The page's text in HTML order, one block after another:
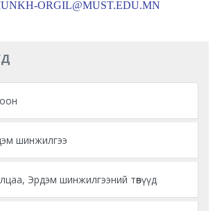
ORGIL@MUST.EDU.MN
шинжилгээ
Эрдэм шинжилгээний төвүүд